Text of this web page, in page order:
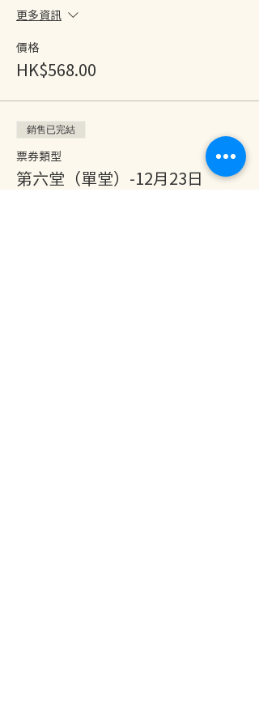
更多資訊
價格
HK$568.00
銷售已完結
票券類型
第六堂（單堂）-12月23日